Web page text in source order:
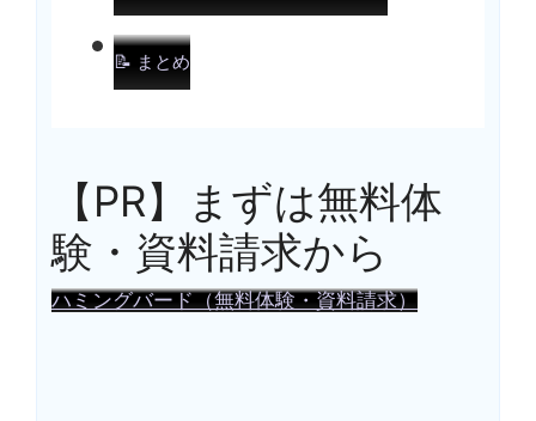
📝 まとめ
【PR】まずは無料体
験・資料請求から
ハミングバード（無料体験・資料請求）